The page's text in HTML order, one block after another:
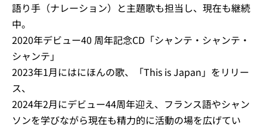
語り手（ナレーション）と主題歌も担当し、現在も継続
中。
2020年デビュー40 周年記念CD「シャンテ・シャンテ・
シャンテ」
2023年1月にはにほんの歌、「This is Japan」をリリー
ス、
2024年2月にデビュー44周年迎え、フランス語やシャン
ソンを学びながら現在も精力的に活動の場を広げてい